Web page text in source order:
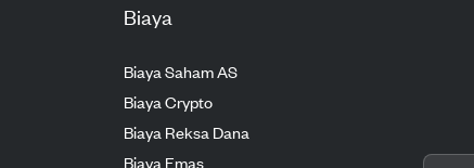
Biaya
Biaya Saham AS
Biaya Crypto
Biaya Reksa Dana
Biaya Emas